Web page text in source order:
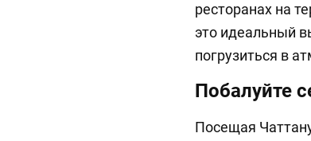
ресторанах на
это идеальный
погрузиться в
Побалуйте
Посещая